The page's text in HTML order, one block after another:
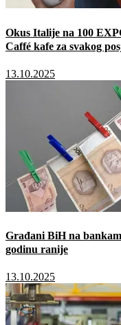
Okus Italije na 100
Caffé kafe za svakog
13.10.2025
Građani BiH na
godinu ranije
13.10.2025